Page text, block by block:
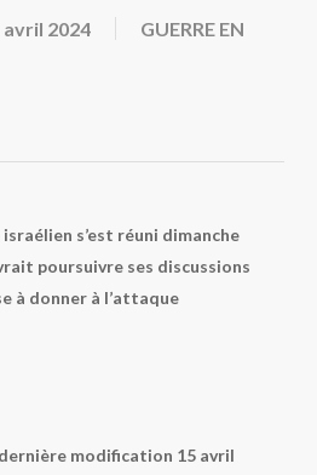
avril 2024
GUERRE EN
s’est réuni dimanche
poursuivre ses discussions
à donner à l’attaque
modification 15 avril